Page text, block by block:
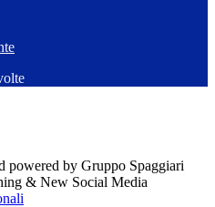
powered by Gruppo Spaggiari
& New Social Media